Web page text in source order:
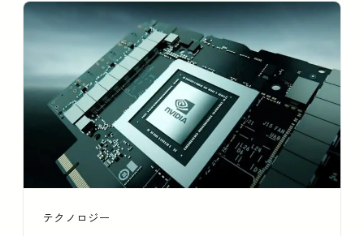
テクノロジー